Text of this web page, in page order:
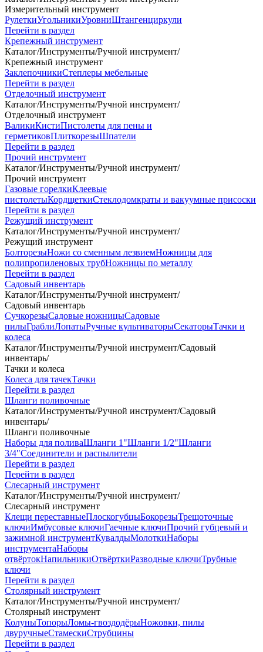
Измерительный инструмент
РулеткиУгольникиУровниШтангенциркули
Перейти в раздел
Крепежный инструмент
Каталог/Инструменты/Ручной инструмент/
Крепежный инструмент
ЗаклепочникиСтеплеры мебельные
Перейти в раздел
Отделочный инструмент
Каталог/Инструменты/Ручной инструмент/
Отделочный инструмент
ВаликиКистиПистолеты для пены и
герметиковПлиткорезыШпатели
Перейти в раздел
Прочий инструмент
Каталог/Инструменты/Ручной инструмент/
Прочий инструмент
Газовые горелкиКлеевые
пистолетыКордщеткиСтеклодомкраты и вакуумные присоски
Перейти в раздел
Режущий инструмент
Каталог/Инструменты/Ручной инструмент/
Режущий инструмент
БолторезыНожи со сменным лезвиемНожницы для
полипропиленовых трубНожницы по металлу
Перейти в раздел
Садовый инвентарь
Каталог/Инструменты/Ручной инструмент/
Садовый инвентарь
СучкорезыСадовые ножницыСадовые
пилыГраблиЛопатыРучные культиваторыСекаторыТачки и
колеса
Каталог/Инструменты/Ручной инструмент/Садовый
инвентарь/
Тачки и колеса
Колеса для тачекТачки
Перейти в раздел
Шланги поливочные
Каталог/Инструменты/Ручной инструмент/Садовый
инвентарь/
Шланги поливочные
Наборы для поливаШланги 1"Шланги 1/2"Шланги
3/4"Соединители и распылители
Перейти в раздел
Перейти в раздел
Слесарный инструмент
Каталог/Инструменты/Ручной инструмент/
Слесарный инструмент
Клещи переставныеПлоскогубцыБокорезыТрещоточные
ключиИмбусовые ключиГаечные ключиПрочий губцевый и
зажимной инструментКувалдыМолоткиНаборы
инструментаНаборы
отвёртокНапильникиОтвёрткиРазводные ключиТрубные
ключи
Перейти в раздел
Столярный инструмент
Каталог/Инструменты/Ручной инструмент/
Столярный инструмент
КолуныТопорыЛомы-гвоздодёрыНожовки, пилы
двуручныеСтамескиСтрубцины
Перейти в раздел